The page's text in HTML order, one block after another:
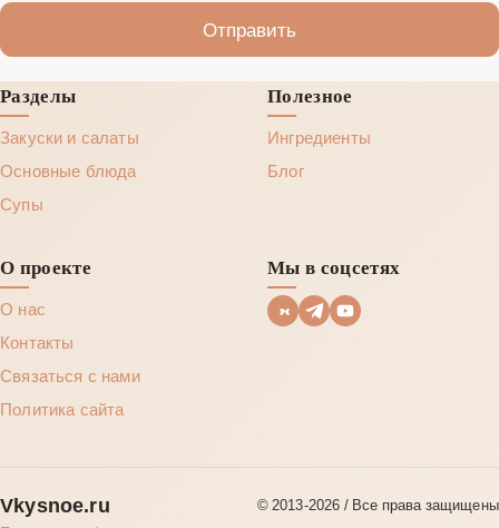
Отправить
Разделы
Закуски и салаты
Основные блюда
Супы
Полезное
Ингредиенты
Блог
О проекте
О нас
Контакты
Связаться с нами
Политика сайта
Мы в соцсетях
Vkysnoe.ru
© 2013‑2026 / Все права защищены